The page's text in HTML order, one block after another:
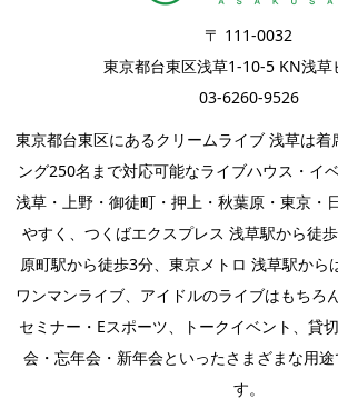
〒 111-0032
東京都台東区浅草1-10-5 KN浅草
03-6260-9526
東京都台東区にあるクリームライブ 浅草は着
ング250名まで対応可能なライブハウス・イ
浅草・上野・御徒町・押上・秋葉原・東京・
やすく、つくばエクスプレス 浅草駅から徒
原町駅から徒歩3分、東京メトロ 浅草駅から
ワンマンライブ、 アイドルのライブはもちろん
セミナー・ Eスポーツ、 トークイベント 、 貸
会・忘年会・新年会といったさまざまな用
す。